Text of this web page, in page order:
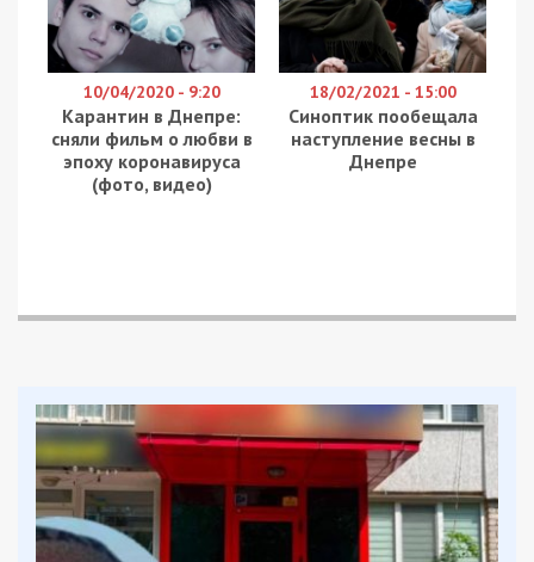
10/04/2020 - 9:20
Карантин в Днепре:
сняли фильм о любви в
эпоху коронавируса
(фото, видео)
18/02/2021 - 15:00
Синоптик пообещала
наступление весны в
Днепре